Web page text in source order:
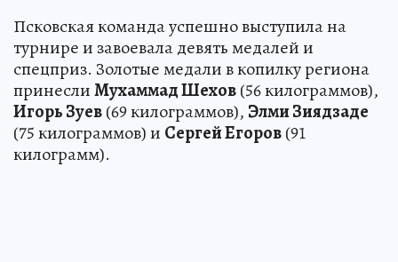
Псковская команда успешно выступила на
турнире и завоевала девять медалей и
спецприз. Золотые медали в копилку региона
принеслиМухаммад Шехов(56 килограммов),
Игорь Зуев(69 килограммов), Элми Зиядзаде
(75 килограммов) и Сергей Егоров(91
килограмм).